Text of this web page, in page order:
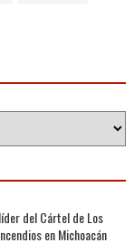
del Cártel de Los
en Michoacán